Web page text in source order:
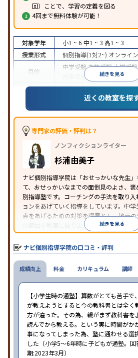
回）ことで、学習の定着を図る
4回まで無料体験が可能！
続きを見る
対象学年 小1 ~ 6 中1 ~ 3 高1 ~ 3
授業形式
個別指導(1対2~) オンライ
目的
中学受験高校受験大学受験
内申点対策
学習習慣の定着
成績保証制度あり授業の振
1科目から受講可能季節講
※2023年3月調査。小学校高学年の個別指導
近くの教室を探
専門家の評価・評判は？
ノンフィクションライター
杉浦由美子
ナビ個別指導学院は「おせっかいな先生
て、おせっかいなまでの面倒見のよさ、
別指導塾です。コーチングの手法を取り
ョンをあげていく指導をしています。中
点をあげるための対策を得意とし、地元
の範囲を教室に貼り出すなど手厚く学習を
オリジナルテキストを使用しており、特
せたテキストを使った「先取り学習」で理
続きを見る
ナビ個別指導学院の口コミ・評判
成績向上
【小学生時の通塾】算数がとても苦手で
が教えようとすると今の教科書とは全く
方が違った。その為、親がまず教科書を
読んでから教える。という実に時間がか
事になってしまった為、塾に通わせる選
した（小学5〜6年時に子どもが通塾。回
期:2023年3月）
料金 カリキュラム 講師